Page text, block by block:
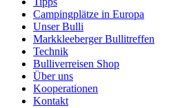
Reiseblog
BULLI
VERREISEN
Porto
Reiseblog
BULLI
Campingplätze in Europa
Unser Bulli
Markkleeberger Bullitreffen
Technik
Bulliverreisen Shop
Über uns
Kooperationen
Kontakt